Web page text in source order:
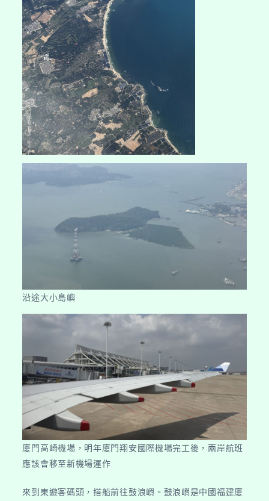
沿途大小島嶼
廈門高崎機場，明年廈門翔安國際機場完工後，兩岸航班
應該會移至新機場運作
來到東遊客碼頭，搭船前往鼓浪嶼。鼓浪嶼是中國福建廈